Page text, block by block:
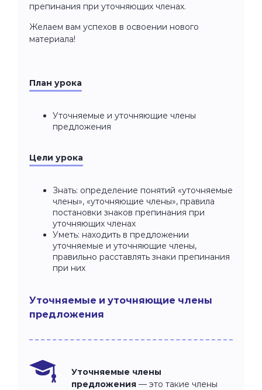
препинания при уточняющих членах.
Желаем вам успехов в освоении нового
материала!
План урока
Уточняемые и уточняющие члены
предложения
Цели урока
Знать: определение понятий «уточняемые
члены», «уточняющие члены», правила
постановки знаков препинания при
уточняющих членах
Уметь: находить в предложении
уточняемые и уточняющие члены,
правильно расставлять знаки препинания
при них
Уточняемые и уточняющие члены
предложения
Уточняемые члены
предложения — это такие члены